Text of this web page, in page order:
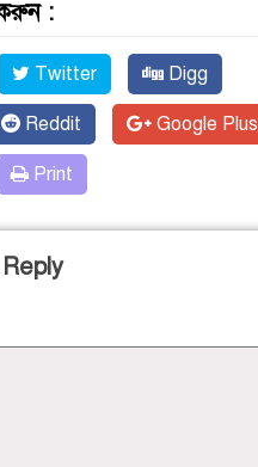
করুন :
Twitter Digg
Reddit Google Plus
Print